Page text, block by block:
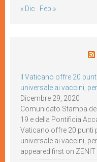
« Dic Feb »
Il Vaticano offre 20
universale ai vaccini,
Dicembre 29, 2020
Comunicato Stampa
19 e della Pontificia
Vaticano offre 20 punti
universale ai vaccini,
appeared first on ZENIT